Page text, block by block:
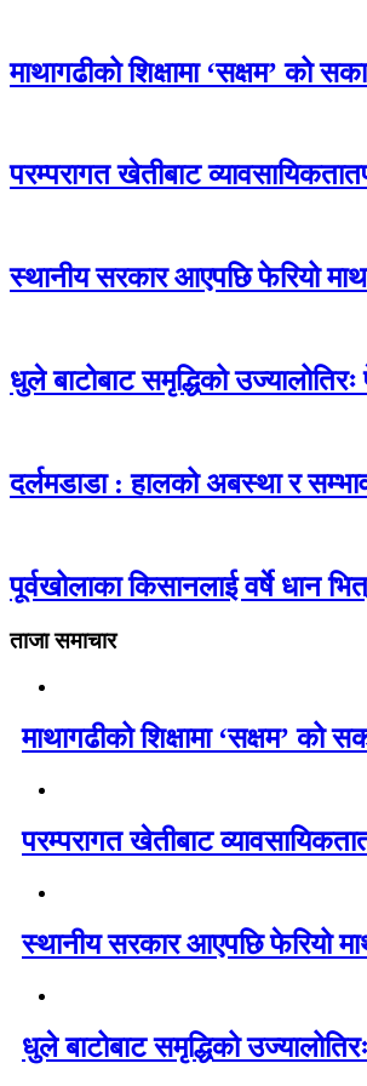
माथागढीको शिक्षामा ‘सक्षम’ को
परम्परागत खेतीबाट
स्थानीय सरकार आएपछि फेरियो
धुले बाटोबाट समृद्धिको
दर्लमडाडा : हालको अबस्था र
पूर्वखोलाका किसानलाई वर्षे धान
ताजा समाचार
माथागढीको शिक्षामा ‘सक्षम’ को
परम्परागत खेतीबाट
स्थानीय सरकार आएपछि फेरियो
धुले बाटोबाट समृद्धिको